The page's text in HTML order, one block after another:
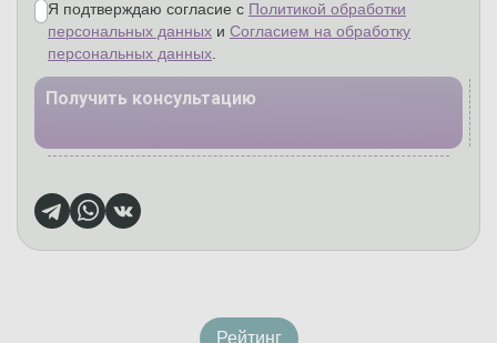
Я подтверждаю согласие с Политикой обработки
персональных данных и Согласием на обработку
персональных данных.
Получить консультацию
Рейтинг